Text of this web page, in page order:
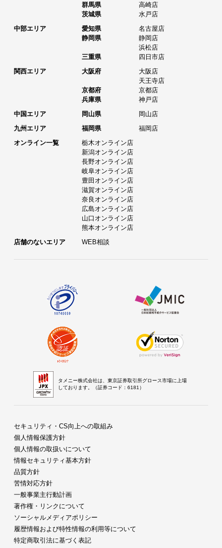
群馬県
高崎店
茨城県
水戸店
中部エリア
愛知県
名古屋店
静岡県
静岡店
浜松店
三重県
四日市店
関西エリア
大阪府
大阪店
天王寺店
京都府
京都店
兵庫県
神戸店
中国エリア
岡山県
岡山店
九州エリア
福岡県
福岡店
オンライン一覧
栃木オンライン店
新潟オンライン店
長野オンライン店
岐阜オンライン店
豊田オンライン店
滋賀オンライン店
奈良オンライン店
広島オンライン店
山口オンライン店
熊本オンライン店
店舗のないエリア
WEB相談
タメニー株式会社は、東京証券取引所グロース市場に上場
しております。（証券コード：6181）
セキュリティ・CS向上への取組み
個人情報保護方針
個人情報の取扱いについて
情報セキュリティ基本方針
品質方針
苦情対応方針
一般事業主行動計画
著作権・リンクについて
ソーシャルメディアポリシー
履歴情報および特性情報の利用等について
特定商取引法に基づく表記